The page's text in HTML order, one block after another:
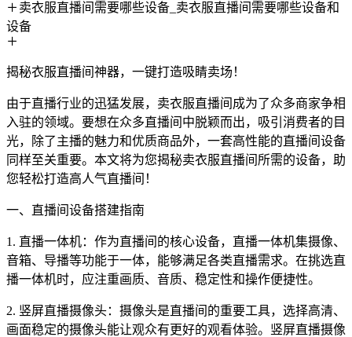
卖衣服直播间需要哪些设备_卖衣服直播间需要哪些设备和
设备
揭秘衣服直播间神器，一键打造吸睛卖场！
由于直播行业的迅猛发展，卖衣服直播间成为了众多商家争相
入驻的领域。要想在众多直播间中脱颖而出，吸引消费者的目
光，除了主播的魅力和优质商品外，一套高性能的直播间设备
同样至关重要。本文将为您揭秘卖衣服直播间所需的设备，助
您轻松打造高人气直播间！
一、直播间设备搭建指南
1. 直播一体机：作为直播间的核心设备，直播一体机集摄像、
音箱、导播等功能于一体，能够满足各类直播需求。在挑选直
播一体机时，应注重画质、音质、稳定性和操作便捷性。
2. 竖屏直播摄像头：摄像头是直播间的重要工具，选择高清、
画面稳定的摄像头能让观众有更好的观看体验。竖屏直播摄像